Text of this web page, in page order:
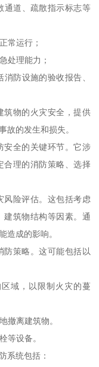
通道、疏散指示标志等
常运行；
处理能力；
防设施的验收报告、
筑物的火灾安全，提供
故的发生和损失。
安全的关键环节。它涉
合理的消防策略、选择
风险评估。这包括考虑
建筑物结构等因素。通
造成的影响。
防策略。这可能包括以
域，以限制火灾的蔓
撤离建筑物。
等设备。
系统包括：